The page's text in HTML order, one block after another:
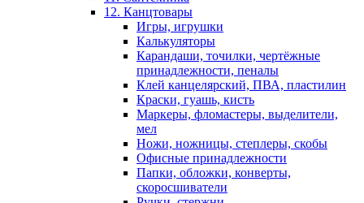
12. Канцтовары
Игры, игрушки
Калькуляторы
Карандаши, точилки, чертёжные
принадлежности, пеналы
Клей канцелярский, ПВА, пластилин
Краски, гуашь, кисть
Маркеры, фломастеры, выделители,
мел
Ножи, ножницы, степлеры, скобы
Офисные принадлежности
Папки, обложки, конверты,
скоросшиватели